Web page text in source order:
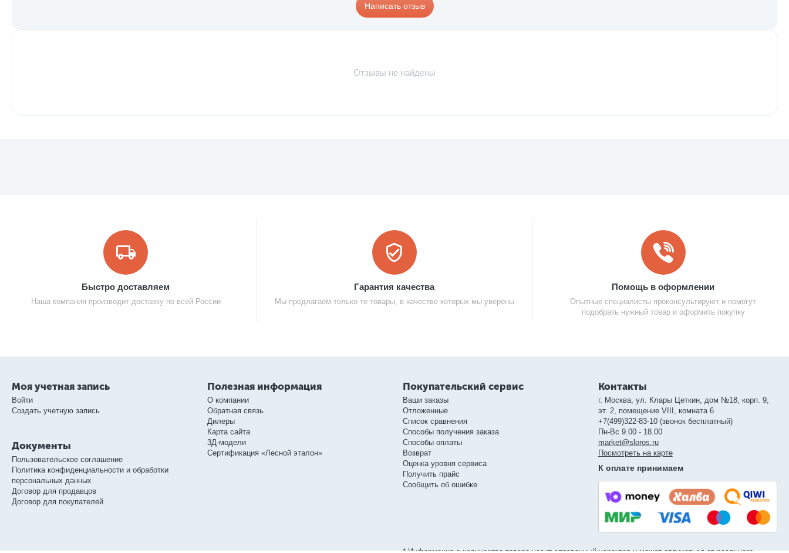
Написать отзыв
Отзывы не найдены
Быстро доставляем
Наша компания производит доставку по всей России
Гарантия качества
Мы предлагаем только те товары, в качестве которых мы уверены
Помощь в оформлении
Опытные специалисты проконсультируют и помогут
подобрать нужный товар и оформить покупку
Моя учетная запись
Войти
Создать учетную запись
Документы
Пользовательское соглашение
Политика конфиденциальности и обработки
персональных данных
Договор для продавцов
Договор для покупателей
Полезная информация
О компании
Обратная связь
Дилеры
Карта сайта
3Д-модели
Сертификация «Лесной эталон»
Покупательский сервис
Ваши заказы
Отложенные
Список сравнения
Способы получения заказа
Способы оплаты
Возврат
Оценка уровня сервиса
Получить прайс
Сообщить об ошибке
Контакты
г. Москва, ул. Клары Цеткин, дом №18, корп. 9,
эт. 2, помещение VIII, комната 6
+7(499)322-83-10 (звонок бесплатный)
Пн-Вс 9.00 - 18.00
market@sloros.ru
Посмотреть на карте
К оплате принимаем